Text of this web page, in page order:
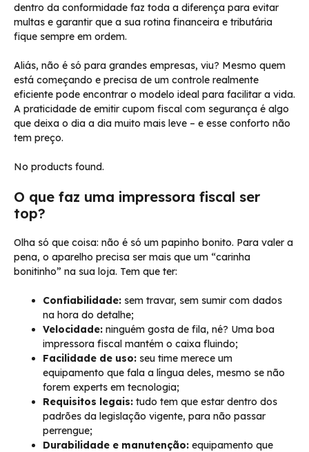
dentro da conformidade faz toda a diferença para evitar
multas e garantir que a sua rotina financeira e tributária
fique sempre em ordem.
Aliás, não é só para grandes empresas, viu? Mesmo quem
está começando e precisa de um controle realmente
eficiente pode encontrar o modelo ideal para facilitar a vida.
A praticidade de emitir cupom fiscal com segurança é algo
que deixa o dia a dia muito mais leve – e esse conforto não
tem preço.
No products found.
O que faz uma impressora fiscal ser
top?
Olha só que coisa: não é só um papinho bonito. Para valer a
pena, o aparelho precisa ser mais que um “carinha
bonitinho” na sua loja. Tem que ter:
Confiabilidade: sem travar, sem sumir com dados
na hora do detalhe;
Velocidade: ninguém gosta de fila, né? Uma boa
impressora fiscal mantém o caixa fluindo;
Facilidade de uso: seu time merece um
equipamento que fala a língua deles, mesmo se não
forem experts em tecnologia;
Requisitos legais: tudo tem que estar dentro dos
padrões da legislação vigente, para não passar
perrengue;
Durabilidade e manutenção: equipamento que